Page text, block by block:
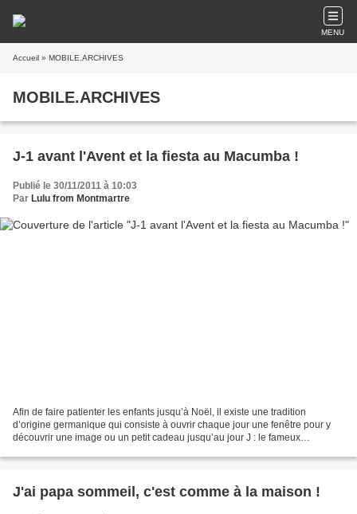
MENU
Accueil » MOBILE.ARCHIVES
MOBILE.ARCHIVES
J-1 avant l'Avent et la fiesta au Macumba !
Publié le 30/11/2011 à 10:03
Par Lulu from Montmartre
Afin de faire patienter les enfants jusqu’à Noël, il existe une tradition
d’origine germanique qui consiste à ouvrir chaque jour une fenêtre pour y
découvrir une image ou un petit cadeau jusqu’au jour J : le fameux
J'ai papa sommeil, c'est comme à la maison !